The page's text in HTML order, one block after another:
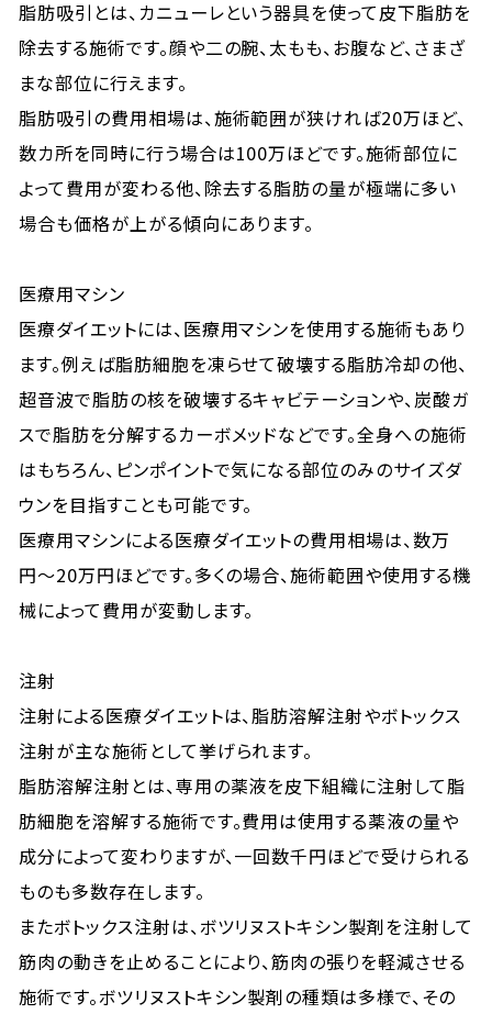
脂肪吸引とは、カニューレという器具を使って皮下脂肪を
除去する施術です。顔や二の腕、太もも、お腹など、さまざ
まな部位に行えます。
脂肪吸引の費用相場は、施術範囲が狭ければ20万ほど、
数カ所を同時に行う場合は100万ほどです。施術部位に
よって費用が変わる他、除去する脂肪の量が極端に多い
場合も価格が上がる傾向にあります。
医療用マシン
医療ダイエットには、医療用マシンを使用する施術もあり
ます。例えば脂肪細胞を凍らせて破壊する脂肪冷却の他、
超音波で脂肪の核を破壊するキャビテーションや、炭酸ガ
スで脂肪を分解するカーボメッドなどです。全身への施術
はもちろん、ピンポイントで気になる部位のみのサイズダ
ウンを目指すことも可能です。
医療用マシンによる医療ダイエットの費用相場は、数万
円〜20万円ほどです。多くの場合、施術範囲や使用する機
械によって費用が変動します。
注射
注射による医療ダイエットは、脂肪溶解注射やボトックス
注射が主な施術として挙げられます。
脂肪溶解注射とは、専用の薬液を皮下組織に注射して脂
肪細胞を溶解する施術です。費用は使用する薬液の量や
成分によって変わりますが、一回数千円ほどで受けられる
ものも多数存在します。
またボトックス注射は、ボツリヌストキシン製剤を注射して
筋肉の動きを止めることにより、筋肉の張りを軽減させる
施術です。ボツリヌストキシン製剤の種類は多様で、その